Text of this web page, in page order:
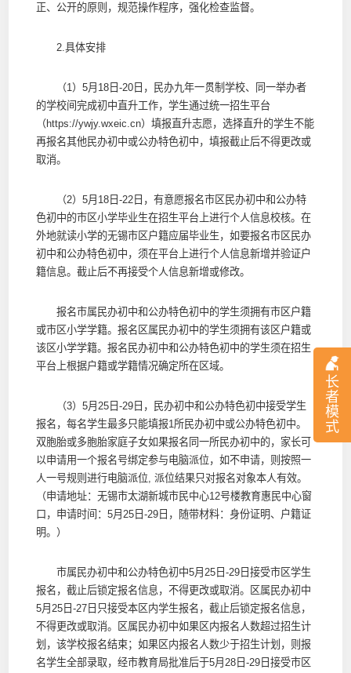
长
者
模
式
正、公开的原则，规范操作程序，强化检查监督。
2.具体安排
（1）5月18日-20日，民办九年一贯制学校、同一举办者
的学校间完成初中直升工作，学生通过统一招生平台
（https://ywjy.wxeic.cn）填报直升志愿，选择直升的学生不能
再报名其他民办初中或公办特色初中，填报截止后不得更改或
取消。
（2）5月18日-22日，有意愿报名市区民办初中和公办特
色初中的市区小学毕业生在招生平台上进行个人信息校核。在
外地就读小学的无锡市区户籍应届毕业生，如要报名市区民办
初中和公办特色初中，须在平台上进行个人信息新增并验证户
籍信息。截止后不再接受个人信息新增或修改。
报名市属民办初中和公办特色初中的学生须拥有市区户籍
或市区小学学籍。报名区属民办初中的学生须拥有该区户籍或
该区小学学籍。报名民办初中和公办特色初中的学生须在招生
平台上根据户籍或学籍情况确定所在区域。
（3）5月25日-29日，民办初中和公办特色初中接受学生
报名，每名学生最多只能填报1所民办初中或公办特色初中。
双胞胎或多胞胎家庭子女如果报名同一所民办初中的，家长可
以申请用一个报名号绑定参与电脑派位，如不申请，则按照一
人一号规则进行电脑派位, 派位结果只对报名对象本人有效。
（申请地址：无锡市太湖新城市民中心12号楼教育惠民中心窗
口，申请时间：5月25日-29日，随带材料：身份证明、户籍证
明。）
市属民办初中和公办特色初中5月25日-29日接受市区学生
报名，截止后锁定报名信息，不得更改或取消。区属民办初中
5月25日-27日只接受本区内学生报名，截止后锁定报名信息，
不得更改或取消。区属民办初中如果区内报名人数超过招生计
划，该学校报名结束；如果区内报名人数少于招生计划，则报
名学生全部录取，经市教育局批准后于5月28日-29日接受市区